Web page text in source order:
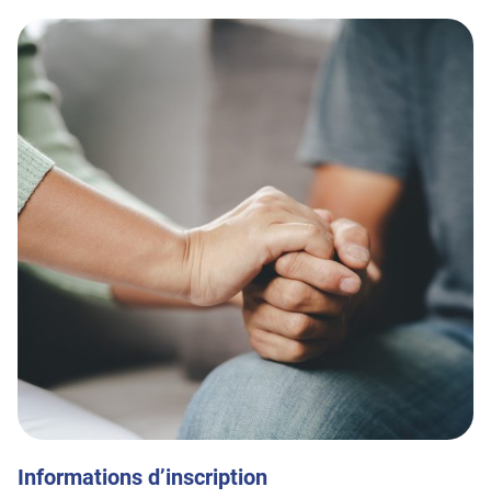
Informations d’inscription